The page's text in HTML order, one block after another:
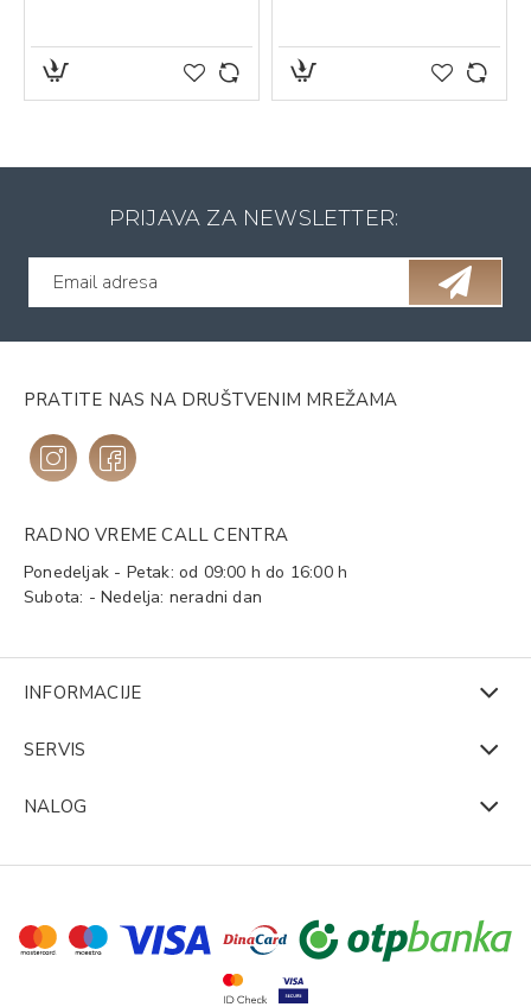
PRIJAVA ZA NEWSLETTER:
PRATITE NAS NA DRUŠTVENIM MREŽAMA
RADNO VREME CALL CENTRA
Ponedeljak - Petak: od 09:00 h do 16:00 h
Subota: - Nedelja: neradni dan
INFORMACIJE
SERVIS
NALOG